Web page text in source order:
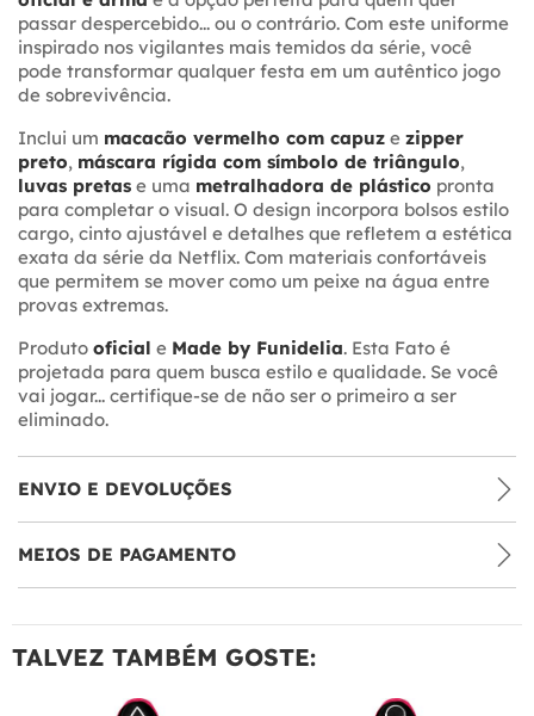
passar despercebido... ou o contrário. Com este uniforme
inspirado nos vigilantes mais temidos da série, você
pode transformar qualquer festa em um autêntico jogo
de sobrevivência.
Inclui um macacão vermelho com capuz e zipper
preto, máscara rígida com símbolo de triângulo,
luvas pretas e uma metralhadora de plástico pronta
para completar o visual. O design incorpora bolsos estilo
cargo, cinto ajustável e detalhes que refletem a estética
exata da série da Netflix. Com materiais confortáveis
que permitem se mover como um peixe na água entre
provas extremas.
Produto oficial e Made by Funidelia. Esta Fato é
projetada para quem busca estilo e qualidade. Se você
vai jogar... certifique-se de não ser o primeiro a ser
eliminado.
ENVIO E DEVOLUÇÕES
MEIOS DE PAGAMENTO
TALVEZ TAMBÉM GOSTE: